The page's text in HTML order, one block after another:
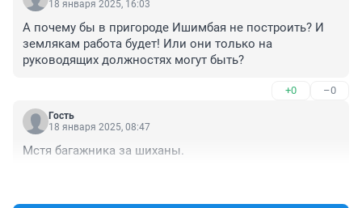
18 января 2025, 16:03
А почему бы в пригороде Ишимбая не построить? И
землякам работа будет! Или они только на
руководящих должностях могут быть?
+0 –0
Гость
18 января 2025, 08:47
Мстя багажника за шиханы.